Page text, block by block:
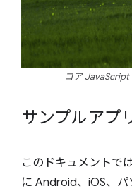
コア JavaScript
サンプルアプ
このドキュメントでは
に Android、iOS、